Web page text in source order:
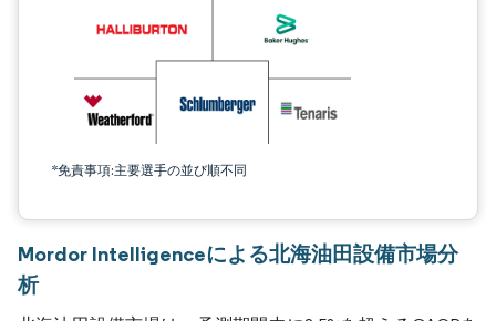
*免責事項:主要選手の並び順不同
Mordor Intelligenceによる北海油田設備市場分
析